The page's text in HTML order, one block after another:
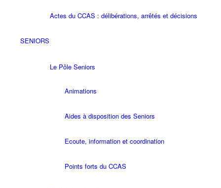
Actes du CCAS : délibérations, arrêtés et décisions
SENIORS
Le Pôle Seniors
Animations
Aides à disposition des Seniors
Ecoute, information et coordination
Points forts du CCAS